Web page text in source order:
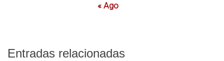
« Ago
Entradas relacionadas